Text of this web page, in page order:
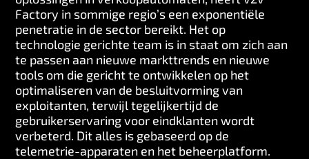
Factory in sommige regio’s een exponentiële
penetratie in de sector bereikt. Het op
technologie gerichte team is in staat om zich aan
te passen aan nieuwe markttrends en nieuwe
tools om die gericht te ontwikkelen op het
optimaliseren van de besluitvorming van
exploitanten, terwijl tegelijkertijd de
gebruikerservaring voor eindklanten wordt
verbeterd. Dit alles is gebaseerd op de
telemetrie-apparaten en het beheerplatform.